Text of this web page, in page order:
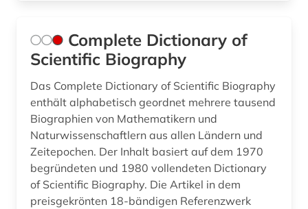
Complete Dictionary of
Scientific Biography
Das Complete Dictionary of Scientific Biography
enthält alphabetisch geordnet mehrere tausend
Biographien von Mathematikern und
Naturwissenschaftlern aus allen Ländern und
Zeitepochen. Der Inhalt basiert auf dem 1970
begründeten und 1980 vollendeten Dictionary
of Scientific Biography. Die Artikel in dem
preisgekrönten 18-bändigen Referenzwerk